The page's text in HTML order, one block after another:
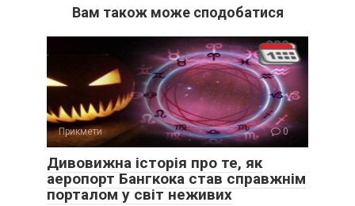
Вам також може сподобатися
Прикмети 0
Дивовижна історія про те, як
аеропорт Бангкока став справжнім
порталом у світ неживих